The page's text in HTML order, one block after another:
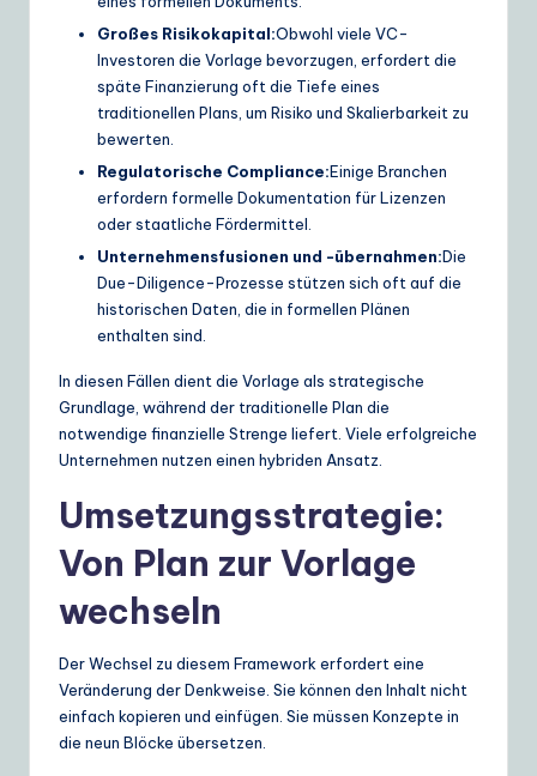
Großes Risikokapital:Obwohl viele VC-
Investoren die Vorlage bevorzugen, erfordert die
späte Finanzierung oft die Tiefe eines
traditionellen Plans, um Risiko und Skalierbarkeit zu
bewerten.
Regulatorische Compliance:Einige Branchen
erfordern formelle Dokumentation für Lizenzen
oder staatliche Fördermittel.
Unternehmensfusionen und -übernahmen:Die
Due-Diligence-Prozesse stützen sich oft auf die
historischen Daten, die in formellen Plänen
enthalten sind.
In diesen Fällen dient die Vorlage als strategische
Grundlage, während der traditionelle Plan die
notwendige finanzielle Strenge liefert. Viele erfolgreiche
Unternehmen nutzen einen hybriden Ansatz.
Umsetzungsstrategie:
Von Plan zur Vorlage
wechseln
Der Wechsel zu diesem Framework erfordert eine
Veränderung der Denkweise. Sie können den Inhalt nicht
einfach kopieren und einfügen. Sie müssen Konzepte in
die neun Blöcke übersetzen.